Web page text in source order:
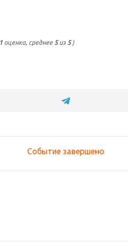
1оценка, среднее 5из 5)
Событие завершено